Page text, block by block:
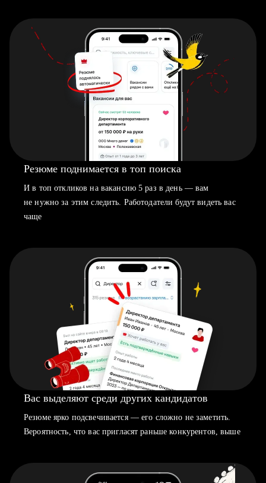
Резюме поднимается в топ поиска
И в топ откликов на вакансию 5 раз в день — вам
не нужно за этим следить. Работодатели будут видеть вас
чаще
Вас выделяют среди других кандидатов
Резюме ярко подсвечивается — его сложно не заметить.
Вероятность, что вас пригласят раньше конкурентов, выше